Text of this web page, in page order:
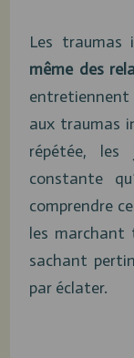
Les traumas
même des
entretiennent
aux traumas
répétée, les
constante
comprendre
les marchant
sachant
par éclater.